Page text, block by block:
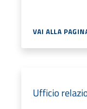
VAI ALLA
Ufficio